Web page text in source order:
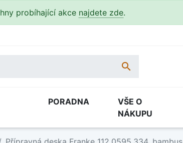
probíhající akce najdete zde.

PORADNA
VŠE O
NÁKUPU